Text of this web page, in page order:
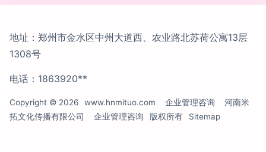
地址：郑州市金水区中州大道西、农业路北苏荷公寓13层
1308号
电话：1863920**
Copyright © 2026 www.hnmituo.com 企业管理咨询
河南米
拓文化传播有限公司
企业管理咨询 版权所有 Sitemap